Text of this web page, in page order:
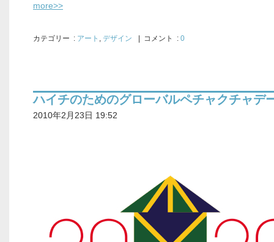
more>>
カテゴリー : アート , デザイン | コメント : 0
ハイチのためのグローバルペチャクチャデ
2010年2月23日 19:52